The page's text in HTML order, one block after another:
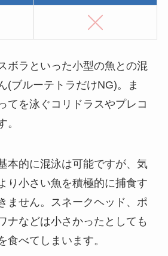
ボラといった小型の魚との混
(ブルーテトラだけNG)。ま
てを泳ぐコリドラスやプレコ
。
本的に混泳は可能ですが、気
り小さい魚を積極的に捕食す
ません。スネークヘッド、ポ
ナなどは小さかったとしても
食べてしまいます。